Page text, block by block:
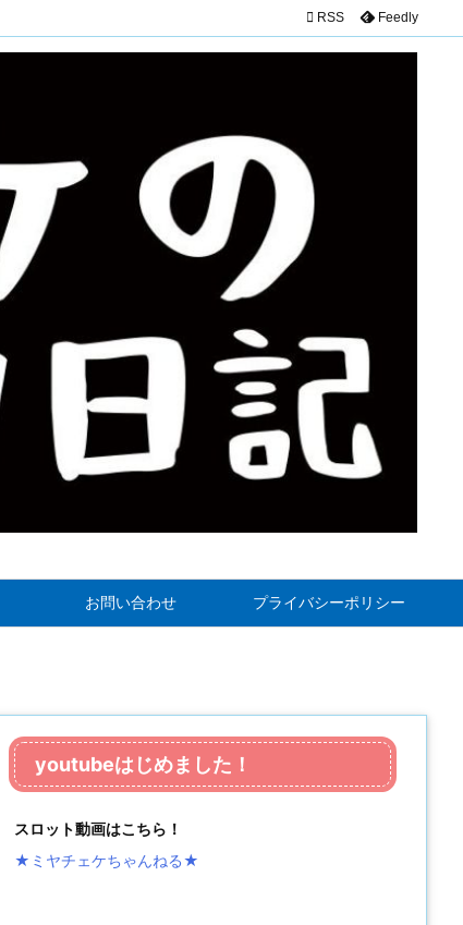
お問い合わせ プライバシーポリシー
 RSS Feedly
youtubeはじめました！
スロット動画はこちら！
★ミヤチェケちゃんねる★